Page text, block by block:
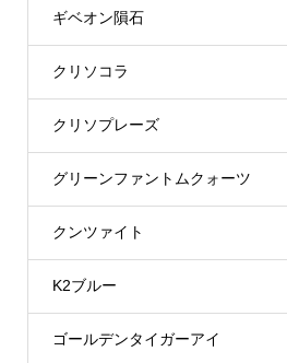
ギベオン隕石
クリソコラ
クリソプレーズ
グリーンファントムクォーツ
クンツァイト
K2ブルー
ゴールデンタイガーアイ